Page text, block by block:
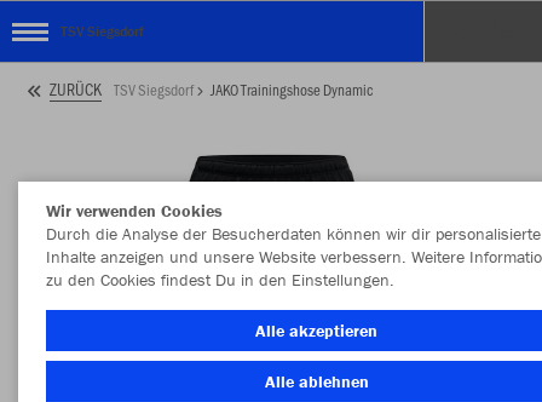
TSV Siegsdorf
ZURÜCK TSV Siegsdorf JAKO Trainingshose Dynamic
Wir verwenden Cookies
Durch die Analyse der Besucherdaten können wir dir personalisierte
Inhalte anzeigen und unsere Website verbessern. Weitere
zu den Cookies findest Du in den Einstellungen.
Alle akzeptieren
Alle ablehnen